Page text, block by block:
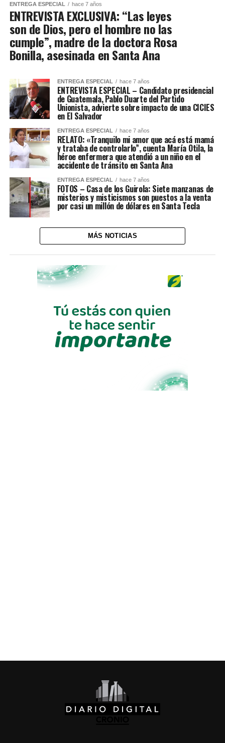
ENTREGA ESPECIAL hace 7 años
ENTREVISTA EXCLUSIVA: “Las leyes
son de Dios, pero el hombre no las
cumple”, madre de la doctora Rosa
Bonilla, asesinada en Santa Ana
ENTREGA ESPECIAL hace 7 años
ENTREVISTA ESPECIAL – Candidato presidencial
de Guatemala, Pablo Duarte del Partido
Unionista, advierte sobre impacto de una CICIES
en El Salvador
ENTREGA ESPECIAL hace 7 años
RELATO: «Tranquilo mi amor que acá está mamá
y trataba de controlarlo”, cuenta María Otila, la
héroe enfermera que atendió a un niño en el
accidente de tránsito en Santa Ana
ENTREGA ESPECIAL hace 7 años
FOTOS – Casa de los Guirola: Siete manzanas de
misterios y misticismos son puestos a la venta
por casi un millón de dólares en Santa Tecla
MÁS NOTICIAS